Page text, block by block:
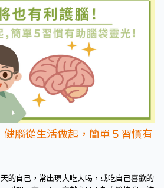
腦從生活做起，簡單５習慣有
的自己，常出現大吃大喝，或吃自己喜歡的